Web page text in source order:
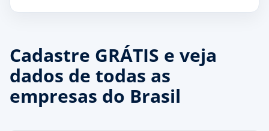
Cadastre GRÁTIS e veja
dados de todas as
empresas do Brasil